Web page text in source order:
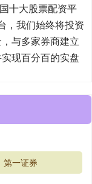
十大股票配资平
，我们始终将投资
与多家券商建立
现百分百的实盘
第一证券